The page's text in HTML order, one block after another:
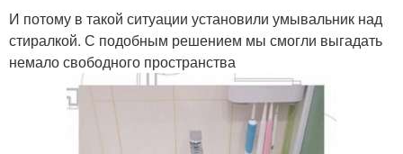
И потому в такой ситуации установили умывальник над
стиралкой. С подобным решением мы смогли выгадать
немало свободного пространства